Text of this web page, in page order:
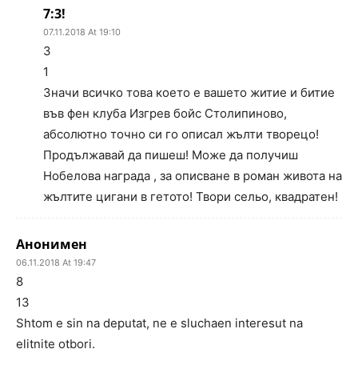
7:3!
07.11.2018 At 19:10
3
1
Значи всичко това което е вашето житие и битие
във фен клуба Изгрев бойс Столипиново,
абсолютно точно си го описал жълти творецо!
Продължавай да пишеш! Може да получиш
Нобелова награда , за описване в роман живота на
жълтите цигани в гетото! Твори сельо, квадратен!
Анонимен
06.11.2018 At 19:47
8
13
Shtom e sin na deputat, ne e sluchaen interesut na
elitnite otbori.